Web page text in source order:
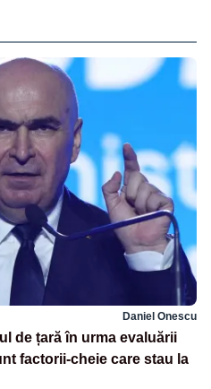
Daniel Onescu
de țară în urma evaluării
factorii-cheie care stau la